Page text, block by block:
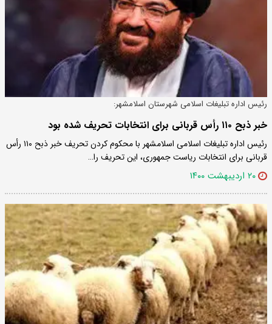
رئیس اداره تبلیغات اسلامی شهرستان اسلامشهر:
خبر ذبح ۱۱۰ رأس قربانی برای انتخابات تحریف شده بود
رئیس اداره تبلیغات اسلامی اسلامشهر با محکوم کردن تحریف خبر ذبح ۱۱۰ رأس
قربانی برای انتخابات ریاست جمهوری، این تحریف را…
۲۰ اردیبهشت ۱۴۰۰